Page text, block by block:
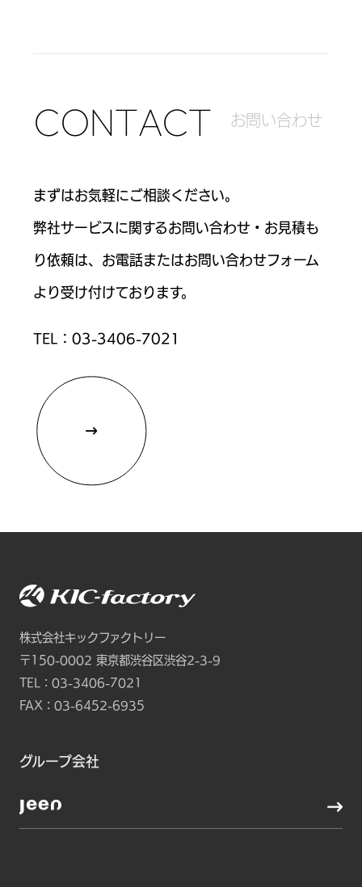
CONTACT お問 い合わせ
まずはお気軽にご相談ください。
弊社サービスに関するお問い合わせ・お見積も
り依頼は、お電話またはお問い合わせフォーム
より受け付けております。
TEL：03-3406-7021
株式会社キックファクトリー
〒150-0002 東京都渋谷区渋谷2-3-9
TEL： 03-3406-7021
FAX：03-6452-6935
グループ会社